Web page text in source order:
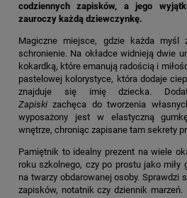
codziennych zapisków, a jego
zauroczy każdą dziewczynkę.
Magiczne miejsce, gdzie każda myśl
schronienie. Na okładce widnieją dwie
kokardką, które emanują radością i
pastelowej kolorystyce, która dodaje
znajduje się imię dziecka.
Zapiski zachęca do tworzenia
wyposażony jest w elastyczną
wnętrze, chroniąc zapisane tam sekrety
Pamiętnik to idealny prezent na wiele
roku szkolnego, czy po prostu jako miły
na twarzy obdarowanej osoby. Sprawdzi
zapisków, notatnik czy dziennik